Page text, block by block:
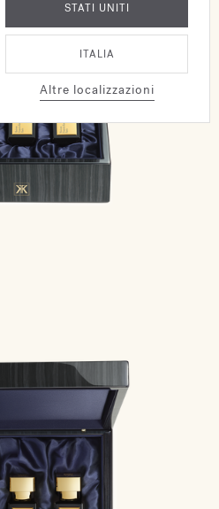
STATI UNITI
ITALIA
Altre localizzazioni